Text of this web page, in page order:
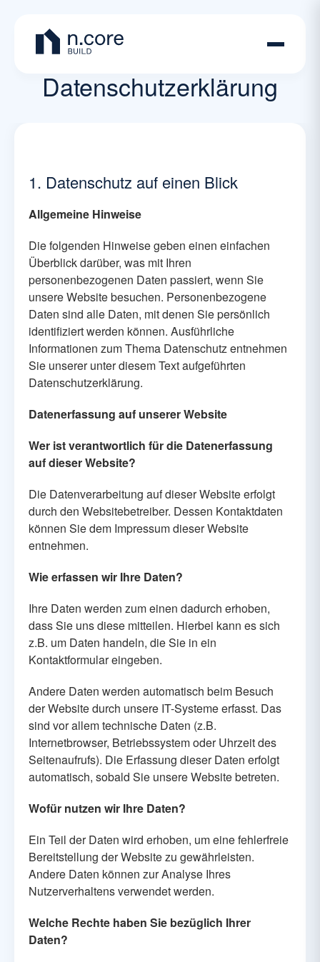
Datenschutzerklärung
1. Datenschutz auf einen Blick
Allgemeine Hinweise
Die folgenden Hinweise geben einen einfachen
Überblick darüber, was mit Ihren
personenbezogenen Daten passiert, wenn Sie
unsere Website besuchen. Personenbezogene
Daten sind alle Daten, mit denen Sie persönlich
identifiziert werden können. Ausführliche
Informationen zum Thema Datenschutz entnehmen
Sie unserer unter diesem Text aufgeführten
Datenschutzerklärung.
Datenerfassung auf unserer Website
Wer ist verantwortlich für die Datenerfassung
auf dieser Website?
Die Datenverarbeitung auf dieser Website erfolgt
durch den Websitebetreiber. Dessen Kontaktdaten
können Sie dem Impressum dieser Website
entnehmen.
Wie erfassen wir Ihre Daten?
Ihre Daten werden zum einen dadurch erhoben,
dass Sie uns diese mitteilen. Hierbei kann es sich
z.B. um Daten handeln, die Sie in ein
Kontaktformular eingeben.
Andere Daten werden automatisch beim Besuch
der Website durch unsere IT-Systeme erfasst. Das
sind vor allem technische Daten (z.B.
Internetbrowser, Betriebssystem oder Uhrzeit des
Seitenaufrufs). Die Erfassung dieser Daten erfolgt
automatisch, sobald Sie unsere Website betreten.
Wofür nutzen wir Ihre Daten?
Ein Teil der Daten wird erhoben, um eine fehlerfreie
Bereitstellung der Website zu gewährleisten.
Andere Daten können zur Analyse Ihres
Nutzerverhaltens verwendet werden.
Welche Rechte haben Sie bezüglich Ihrer
Daten?